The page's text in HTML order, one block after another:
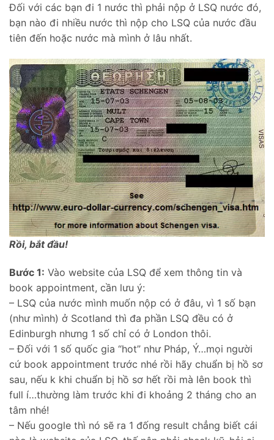
Đối với các bạn đi 1 nước thì phải nộp ở LSQ nước đó,
bạn nào đi nhiều nước thì nộp cho LSQ của nước đầu
tiên đến hoặc nước mà mình ở lâu nhất.
Rồi, bắt đầu!
Bước 1: Vào website của LSQ để xem thông tin và
book appointment, cần lưu ý:
– LSQ của nước mình muốn nộp có ở đâu, vì 1 số bạn
(như mình) ở Scotland thì đa phần LSQ đều có ở
Edinburgh nhưng 1 số chỉ có ở London thôi.
– Đối với 1 số quốc gia “hot” như Pháp, Ý…mọi người
cứ book appointment trước nhé rồi hãy chuẩn bị hồ sơ
sau, nếu k khi chuẩn bị hồ sơ hết rồi mà lên book thì
full í…thường làm trước khi đi khoảng 2 tháng cho an
tâm nhé!
– Nếu google thì nó sẽ ra 1 đống result chẳng biết cái